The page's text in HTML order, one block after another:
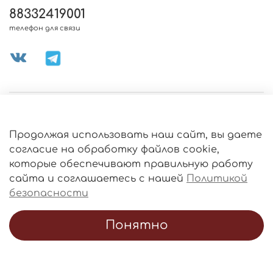
ИНФОРМАЦИЯ
О МАГАЗИНЕ
88332419001
телефон для связи
Продолжая использовать наш сайт, вы даете
согласие на обработку файлов cookie,
которые обеспечивают правильную работу
сайта и соглашаетесь с нашей Политикой
безопасности
Понятно
Политика
обработки